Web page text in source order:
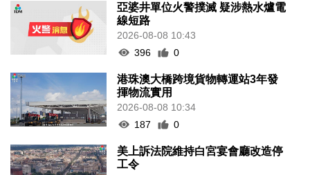
亞婆井單位火警撲滅 疑涉熱水爐電
線短路
2026-08-08 10:43
396
0
港珠澳大橋跨境貨物轉運站3年發
揮物流實用
2026-08-08 10:34
187
0
美上訴法院維持白宮宴會廳改造停
工令